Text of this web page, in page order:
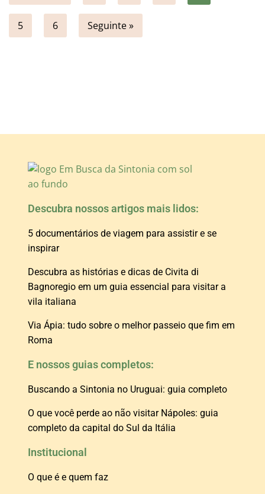
5 6 Seguinte »
Descubra nossos artigos mais lidos:
5 documentários de viagem para assistir e se
inspirar
Descubra as histórias e dicas de Civita di
Bagnoregio em um guia essencial para visitar a
vila italiana
Via Ápia: tudo sobre o melhor passeio que fim em
Roma
E nossos guias completos:
Buscando a Sintonia no Uruguai: guia completo
O que você perde ao não visitar Nápoles: guia
completo da capital do Sul da Itália
Institucional
O que é e quem faz